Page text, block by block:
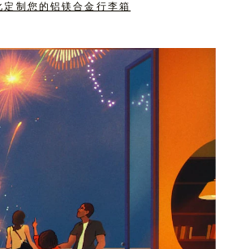
定制您的铝镁合金行李箱